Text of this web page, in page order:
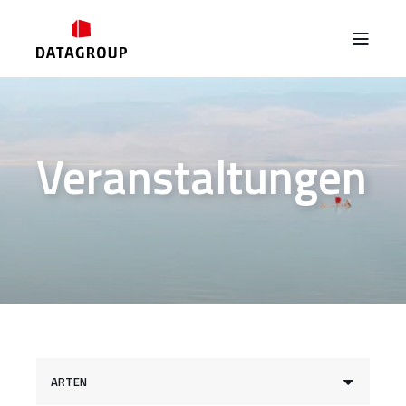
Veranstaltungen
ARTEN